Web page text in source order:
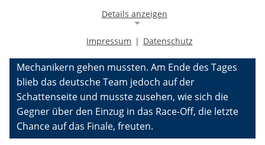
Speedwaynationalmannschaft ein Wechselbad der
Gefühle. Pure Freude und blanke Enttäuschung
waren die beiden Extreme, durch die das
Mechanikern gehen mussten. Am Ende des Tages
blieb das deutsche Team jedoch auf der
Schattenseite und musste zusehen, wie sich die
Gegner über den Einzug in das Race-Off, die letzte
Chance auf das Finale, freuten.
Details anzeigen
Notwendige Cookies ermöglichen die Kernfunktionalität
einer Website. Sie helfen dabei, die Website nutzbar zu
machen, indem sie grundlegende Funktionen
ermöglichen. Ohne diese Cookies kann die Website nicht
richtig funktionieren.
Background Image
Impressum | Datenschutz